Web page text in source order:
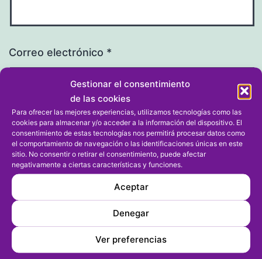
Gestionar el consentimiento
de las cookies
Para ofrecer las mejores experiencias, utilizamos tecnologías como las
cookies para almacenar y/o acceder a la información del dispositivo. El
consentimiento de estas tecnologías nos permitirá procesar datos como
el comportamiento de navegación o las identificaciones únicas en este
sitio. No consentir o retirar el consentimiento, puede afectar
negativamente a ciertas características y funciones.
Aceptar
Denegar
Ver preferencias
Correo electrónico *
Web